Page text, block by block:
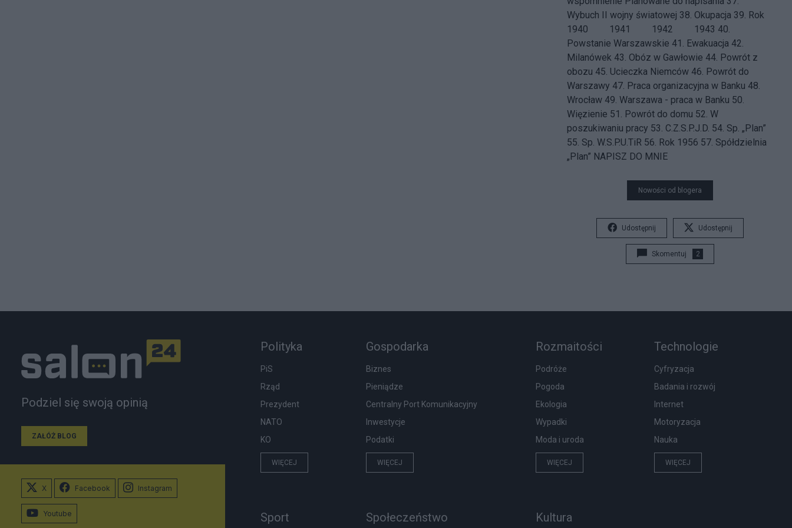
Wybuch II wojny światowej 38. Okupacja 39. Rok
1940 1941 1942 1943 40.
Powstanie Warszawskie 41. Ewakuacja 42.
Milanówek 43. Obóz w Gawłowie 44. Powrót z
obozu 45. Ucieczka Niemców 46. Powrót do
Warszawy 47. Praca organizacyjna w Banku 48.
Wrocław 49. Warszawa - praca w Banku 50.
Więzienie 51. Powrót do domu 52. W
poszukiwaniu pracy 53. C.Z.S.P.J.D. 54. Sp. „Plan”
55. Sp. W.S.P.U.TiR 56. Rok 1956 57. Spółdzielnia
„Plan” NAPISZ DO MNIE
Nowości od blogera
Udostępnij Udostępnij
Skomentuj 2
Podziel się swoją opinią
ZAŁÓŻ BLOG
Polityka
PiS
Rząd
Prezydent
NATO
KO
WIĘCEJ
Gospodarka
Biznes
Pieniądze
Centralny Port Komunikacyjny
Inwestycje
Podatki
WIĘCEJ
Rozmaitości
Podróże
Pogoda
Ekologia
Wypadki
Moda i uroda
WIĘCEJ
Technologie
Cyfryzacja
Badania i rozwój
Internet
Motoryzacja
Nauka
WIĘCEJ
Sport Społeczeństwo Kultura
X Facebook Instagram
Youtube